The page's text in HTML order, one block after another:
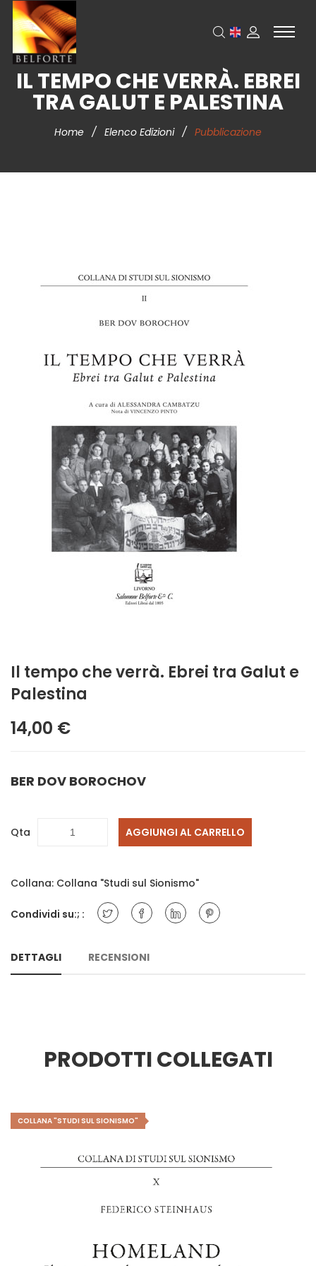
IL TEMPO CHE VERRÀ. EBREI
TRA GALUT E PALESTINA
Home / Elenco Edizioni / Pubblicazione
Il tempo che verrà. Ebrei tra Galut e
Palestina
14,00 €
BER DOV BOROCHOV
Qta AGGIUNGI AL CARRELLO
Collana: Collana "Studi sul Sionismo"
Condividi su:; :
DETTAGLI RECENSIONI
PRODOTTI COLLEGATI
COLLANA "STUDI SUL SIONISMO"